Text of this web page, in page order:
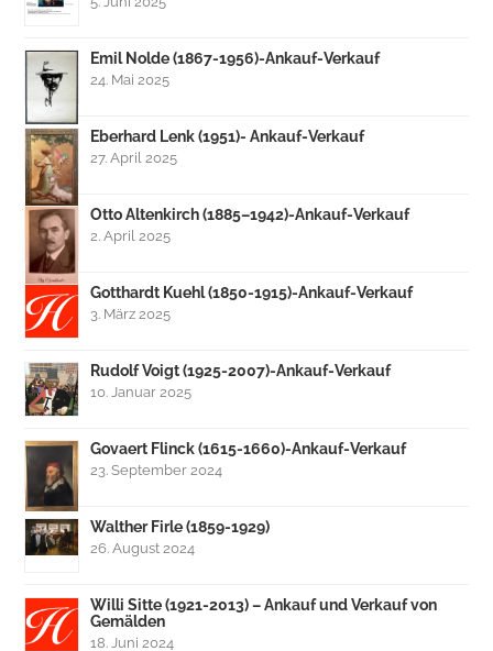
Emil Nolde (1867-1956)-Ankauf-Verkauf
24. Mai 2025
Eberhard Lenk (1951)- Ankauf-Verkauf
27. April 2025
Otto Altenkirch (1885–1942)-Ankauf-Verkauf
2. April 2025
Gotthardt Kuehl (1850-1915)-Ankauf-Verkauf
3. März 2025
Rudolf Voigt (1925-2007)-Ankauf-Verkauf
10. Januar 2025
Govaert Flinck (1615-1660)-Ankauf-Verkauf
23. September 2024
Walther Firle (1859-1929)
26. August 2024
Willi Sitte (1921-2013) – Ankauf und Verkauf von
Gemälden
18. Juni 2024